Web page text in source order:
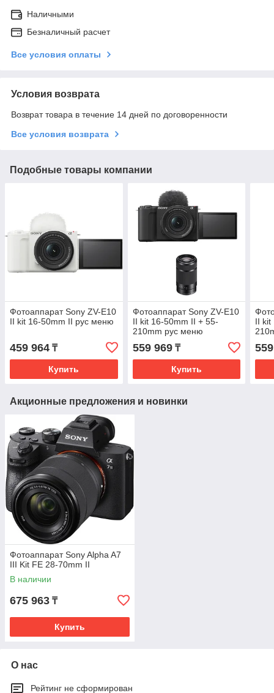
Наличными
Безналичный расчет
Все условия оплаты
Условия возврата
Возврат товара в течение 14 дней по договоренности
Все условия возврата
Подобные товары компании
Фотоаппарат Sony ZV-E10
II kit 16-50mm II рус меню
459 964 ₸
Купить
Фотоаппарат Sony ZV-E10
II kit 16-50mm II + 55-
210mm рус меню
559 969₸
Купить
II kit
Акционные предложения и новинки
Фотоаппарат Sony Alpha A7
III Kit FE 28-70mm II
В наличии
675 963 ₸
Купить
О нас
Рейтинг не сформирован